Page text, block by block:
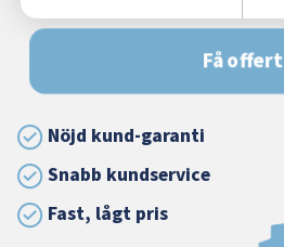
Få offert
Nöjd kund-garanti
Snabb kundservice
Fast, lågt pris